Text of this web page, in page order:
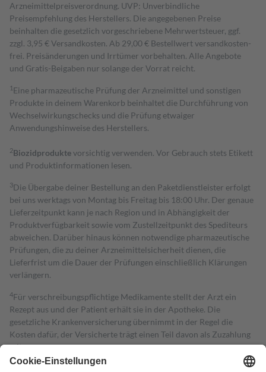
Arzneimittelpreisverordnung. UVP: Unverbindliche
Preisempfehlung des Herstellers. Die angegebenen Preise
beinhalten die gesetzlich vorgeschriebene Mehrwertsteuer, ggf.
zzgl. 3,95 € Versandkosten. Ab 29,00 € Bestell­wert versand­kosten­
frei. Preisänderungen und Irrtümer vorbehalten. Alle Angebote
und Gratis-Beigaben nur solange der Vorrat reicht.
1 Eine pharmazeutische Prüfung der Arzneimittel und sonstigen
Produkte in deinem Warenkorb beinhaltet die Durchführung von
Wechselwirkungschecks und die Prüfung etwaiger
Anwendungshinweise des Herstellers.
2Biozidproduktevorsichtig verwenden. Vor Gebrauch stets Etikett
und Produktinformationen lesen.
3Die Übergabe deiner Bestellung an den Paketdienstleister erfolgt
bei uns werktags von Montag bis Freitag bis 18:00 Uhr. Der genaue
Lieferzeitpunkt kann je nach Region und in Abhängigkeit der
Produktverfügbarkeit sowie vom Zustellzeitpunkt des Spediteurs
abweichen. Darüber hinaus können notwendige pharmazeutische
Prüfungen, die zu deiner Arzneimittelsicherheit dienen, die
Lieferfrist um die Dauer der Prüfungen einschließlich Klärungen
verlängern.
4Für verschreibungspflichtige Medikamente stellt der Arzt ein
Rezept aus und der Patient erhält sie in der Apotheke. Die
gesetzliche Krankenversicherung übernimmt in der Regel die
Kosten dafür, der Versicherte trägt einen Teil davon als Zuzahlung
mit.
Grundsätzlich leisten Mitglieder Zuzahlungen in Höhe von zehn